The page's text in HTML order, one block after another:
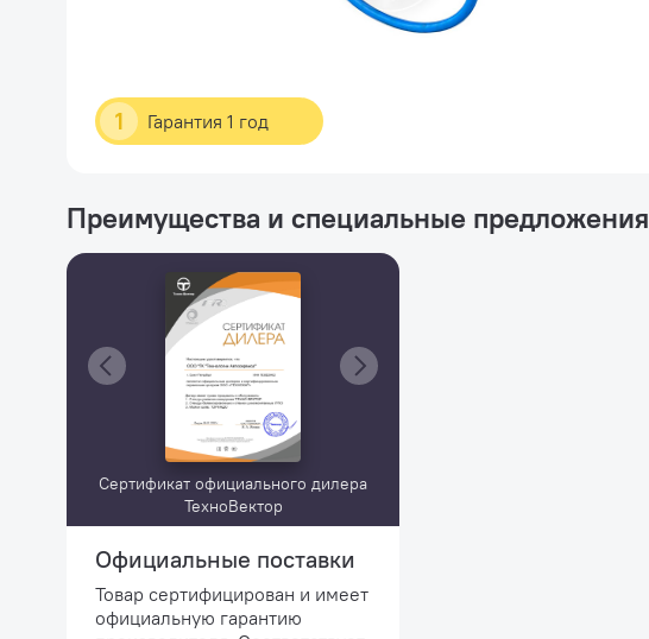
1 Гарантия 1 год
Преимущества и специальные предложения
Сертификат официального дилера
ТехноВектор
Официальные поставки
Товар сертифицирован и имеет
официальную гарантию